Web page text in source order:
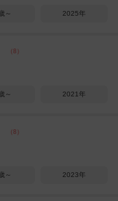
～ 2025年
～ 2021年
～ 2023年